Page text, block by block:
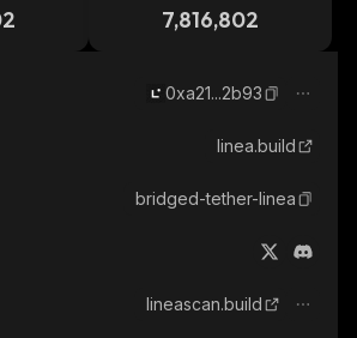
7,816,802
0xa21...2b93
linea.build
bridged-tether-linea
lineascan.build